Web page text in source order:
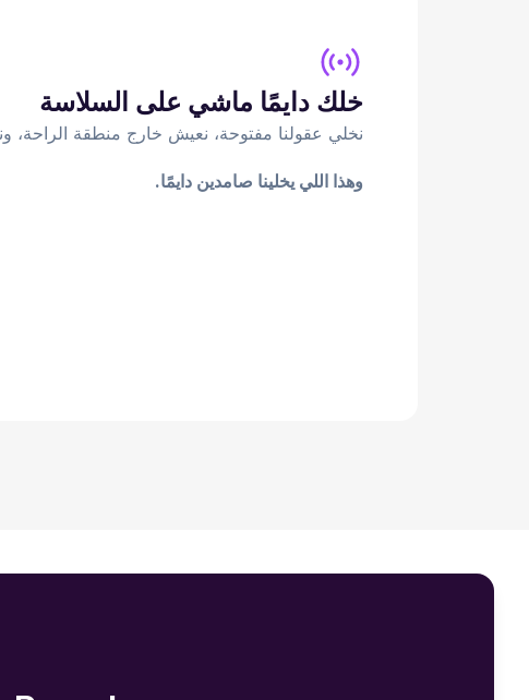
خلك دايمًا ماشي على السلاسة
نخلي عقولنا مفتوحة، نعيش خارج منطقة الراحة،
وهذا اللي يخلينا صامدين دايمًا.